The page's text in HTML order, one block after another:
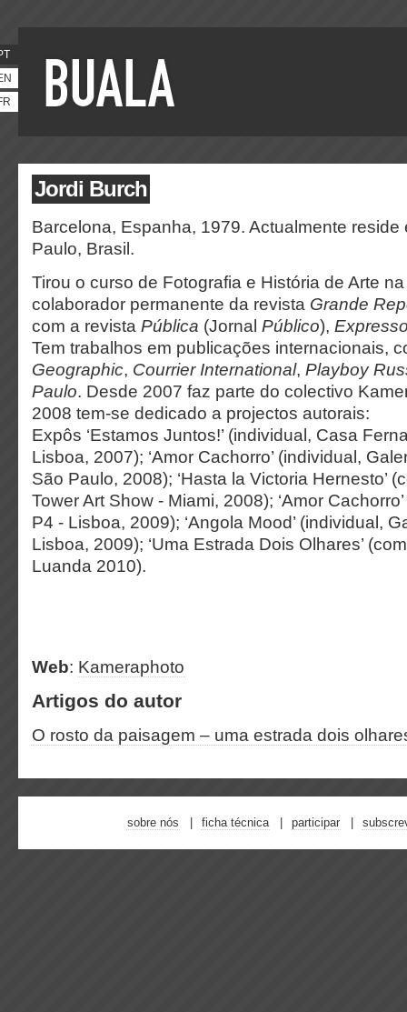
Jordi Burch
Barcelona, Espanha, 1979. Actualmente reside
Paulo, Brasil.
Tirou o curso de Fotografia e História de Arte
colaborador permanente da revista Grande
com a revista Pública (Jornal Público),
Tem trabalhos em publicações internacionais,
Geographic, Courrier International, Playboy
Paulo. Desde 2007 faz parte do colectivo
2008 tem-se dedicado a projectos autorais:
Expôs ‘Estamos Juntos!’ (individual, Casa
Lisboa, 2007); ‘Amor Cachorro’ (individual,
São Paulo, 2008); ‘Hasta la Victoria Hernesto’
Tower Art Show - Miami, 2008); ‘Amor
P4 - Lisboa, 2009); ‘Angola Mood’ (individual,
Lisboa, 2009); ‘Uma Estrada Dois Olhares’
Luanda 2010).
Web: Kameraphoto
Artigos do autor
O rosto da paisagem – uma estrada dois
sobre nós ficha técnica participar